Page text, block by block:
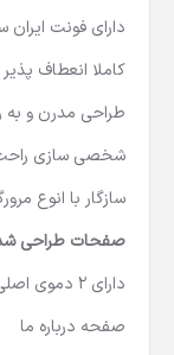
دارای فونت
کاملا انعطاف
طراحی مدرن و به
شخصی سازی
سازگار با انوع
صفحات طراحی
دارای 2 دموی اصلی برای صفحه اول
صفحه درباره ما